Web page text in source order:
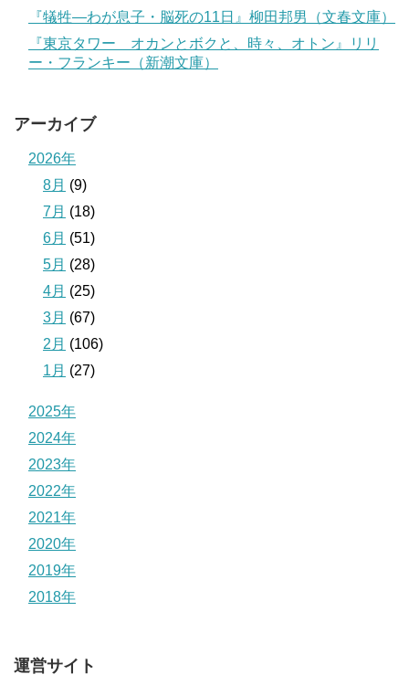
『犠牲―わが息子・脳死の11日』柳田邦男（文春文庫）
『東京タワー オカンとボクと、時々、オトン』リリ
ー・フランキー（新潮文庫）
アーカイブ
2026年
8月 (9)
7月 (18)
6月 (51)
5月 (28)
4月 (25)
3月 (67)
2月 (106)
1月 (27)
2025年
2024年
2023年
2022年
2021年
2020年
2019年
2018年
運営サイト